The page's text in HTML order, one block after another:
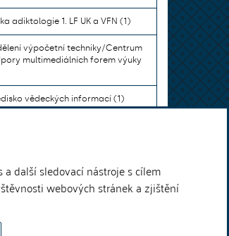
další sledovací nástroje s cílem
webových stránek a zjištění
adiktologie 1. LF UK a VFN (1)
výpočetní techniky/Centrum
multimediálních forem výuky
vědeckých informací (1)